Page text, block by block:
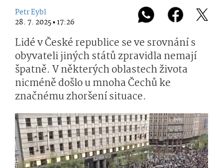
Petr Eybl
28. 7. 2025 ▪ 17:26
Lidé v České republice se ve srovnání s
obyvateli jiných států zpravidla nemají
špatně. V některých oblastech života
nicméně došlo u mnoha Čechů ke
značnému zhoršení situace.